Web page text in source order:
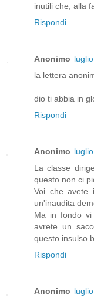
inutili che, alla
Rispondi
Anonimo
la lettera
dio ti abbia in
Rispondi
Anonimo
La classe
questo non ci
Voi che avete
un'inaudita
Ma in fondo
avrete un
questo insulso
Rispondi
Anonimo